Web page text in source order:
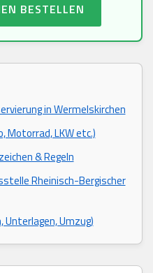
BESTELLEN
in Wermelskirchen
Motorrad, LKW etc.)
& Regeln
Rheinisch-Bergischer
Unterlagen, Umzug)